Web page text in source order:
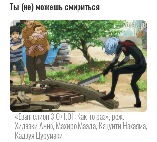
Ты (не) можешь смириться
«Евангелион 3.0+1.01: Как-то раз», реж.
Хидэаки Анно, Махиро Маэда, Кацуити Накаяма,
Кадзуя Цурумаки